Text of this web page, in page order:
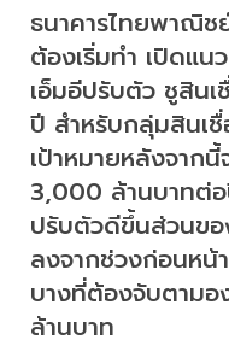
ธนาคารไทยพาณิช
ต้องเริ่มทำ เปิดแน
เอ็มอีปรับตัว ชูสิน
ปี สำหรับกลุ่มสินเ
เป้าหมายหลังจาก
3,000 ล้านบาทต่
ปรับตัวดีขึ้นส่วนข
ลงจากช่วงก่อนหน้
บางที่ต้องจับตามอ
ล้านบาท